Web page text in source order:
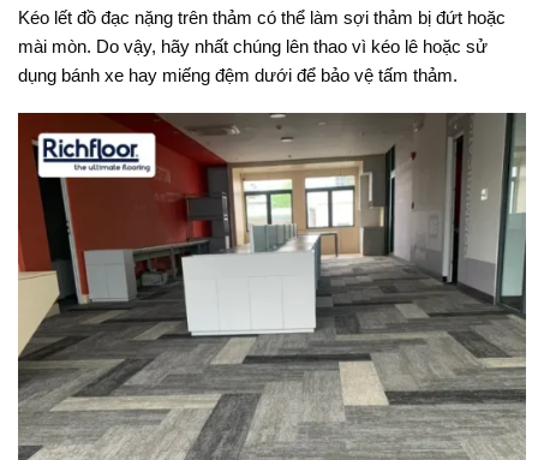
Kéo lết đồ đạc nặng trên thảm có thể làm sợi thảm bị đứt hoặc
mài mòn. Do vậy, hãy nhất chúng lên thao vì kéo lê hoặc sử
dụng bánh xe hay miếng đệm dưới để bảo vệ tấm thảm.